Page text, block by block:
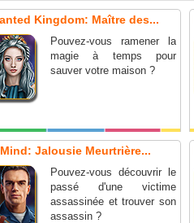
Kingdom: Maître des...
Pouvez-vous ramener la
magie à temps pour
sauver votre maison ?
Jalousie Meurtrière...
Pouvez-vous découvrir le
passé d'une victime
assassinée et trouver son
assassin ?